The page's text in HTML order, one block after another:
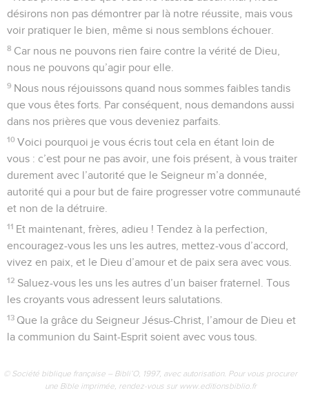
désirons non pas démontrer par là notre réussite, mais vous
voir pratiquer le bien, même si nous semblons échouer.
8 Car nous ne pouvons rien faire contre la vérité de Dieu,
nous ne pouvons qu’agir pour elle.
9 Nous nous réjouissons quand nous sommes faibles tandis
que vous êtes forts. Par conséquent, nous demandons aussi
dans nos prières que vous deveniez parfaits.
10 Voici pourquoi je vous écris tout cela en étant loin de
vous : c’est pour ne pas avoir, une fois présent, à vous traiter
durement avec l’autorité que le Seigneur m’a donnée,
autorité qui a pour but de faire progresser votre communauté
et non de la détruire.
11 Et maintenant, frères, adieu ! Tendez à la perfection,
encouragez-vous les uns les autres, mettez-vous d’accord,
vivez en paix, et le Dieu d’amour et de paix sera avec vous.
12 Saluez-vous les uns les autres d’un baiser fraternel. Tous
les croyants vous adressent leurs salutations.
13 Que la grâce du Seigneur Jésus-Christ, l’amour de Dieu et
la communion du Saint-Esprit soient avec vous tous.
© Société biblique française – Bibli’O, 1997, avec autorisation. Pour vous procurer
une Bible imprimée, rendez-vous sur www.editionsbiblio.fr